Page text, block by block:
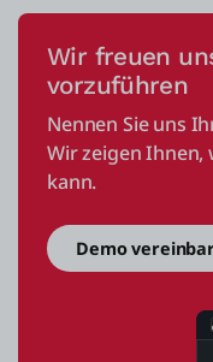
Wir freuen
vorzuführen
Nennen Sie uns
Wir zeigen Ihnen,
kann.
Demo